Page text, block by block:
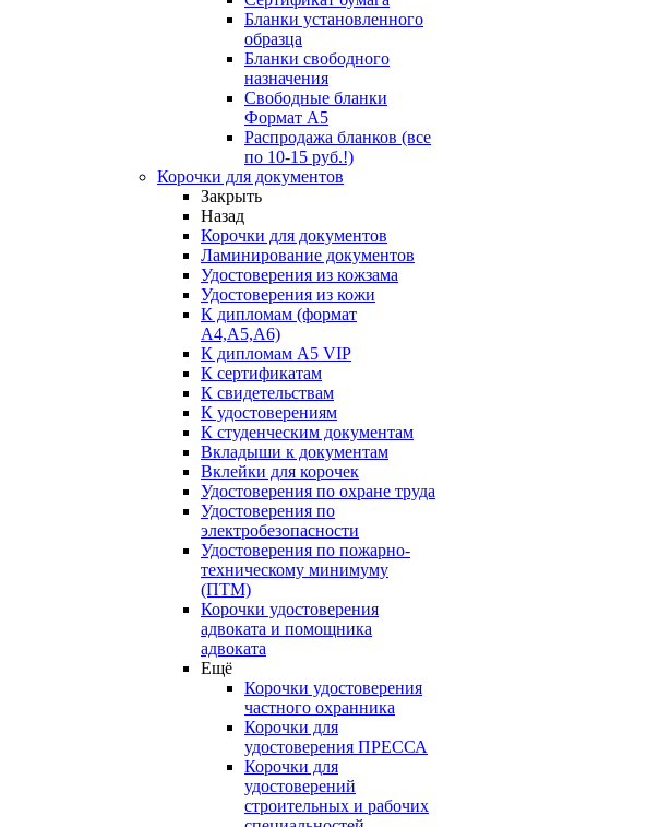
Бланки установленного
образца
Бланки свободного
назначения
Свободные бланки
Формат А5
Распродажа бланков (все
по 10-15 руб.!)
Корочки для документов
Закрыть
Назад
Корочки для документов
Ламинирование документов
Удостоверения из кожзама
Удостоверения из кожи
К дипломам (формат
А4,А5,А6)
К дипломам А5 VIP
К сертификатам
К свидетельствам
К удостоверениям
К студенческим документам
Вкладыши к документам
Вклейки для корочек
Удостоверения по охране труда
Удостоверения по
электробезопасности
Удостоверения по пожарно-
техническому минимуму
(ПТМ)
Корочки удостоверения
адвоката и помощника
адвоката
Ещё
Корочки удостоверения
частного охранника
Корочки для
удостоверения ПРЕССА
Корочки для
удостоверений
строительных и рабочих